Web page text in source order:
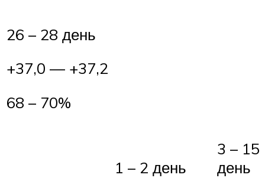
26 – 28 день
+37,0 — +37,2
68 – 70%
1 – 2 день
3 – 15
день